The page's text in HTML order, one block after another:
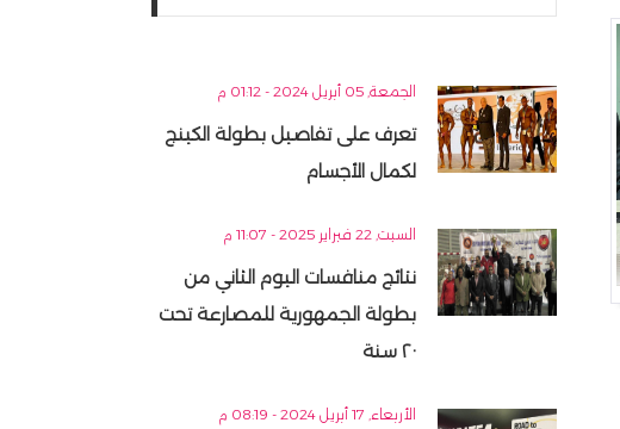
الجمعة, 05 أبريل 2024 - 01:12 م
تعرف على تفاصيل بطولة الكينج
لكمال الأجسام
السبت, 22 فبراير 2025 - 11:07 م
نتائج منافسات اليوم الثاني من
بطولة الجمهورية للمصارعة تحت
٢٠ سنة
الأربعاء, 17 أبريل 2024 - 08:19 م